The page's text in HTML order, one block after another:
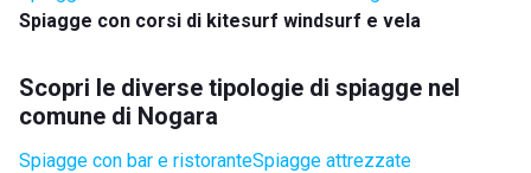
Spiagge con corsi di kitesurf windsurf e vela
Scopri le diverse tipologie di spiagge nel
comune di Nogara
Spiagge con bar e ristoranteSpiagge attrezzate